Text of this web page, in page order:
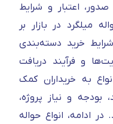
اعتبار و شرایط
میلگرد در بازار بر
خرید دسته‌بندی
و فرآیند دریافت
به خریداران کمک
و نیاز پروژه،
ادامه، انواع حواله